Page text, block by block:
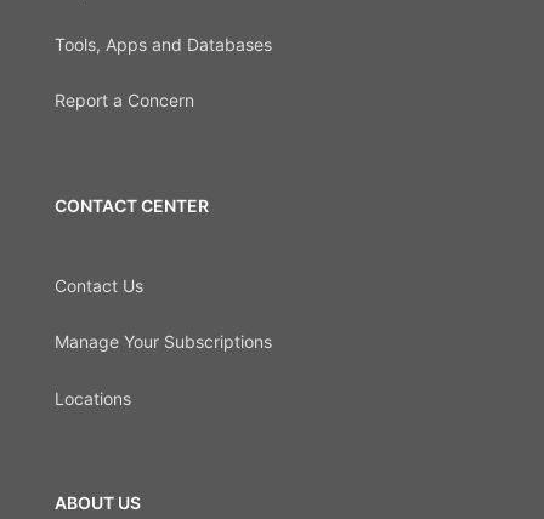
Tools, Apps and Databases
Report a Concern
CONTACT CENTER
Contact Us
Manage Your Subscriptions
Locations
ABOUT US